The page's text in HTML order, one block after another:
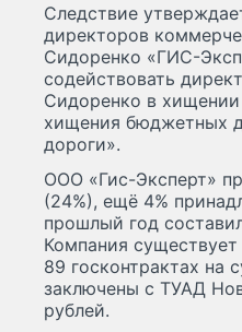
Следствие
директоров
Сидоренко «ГИС-
содействовать
Сидоренко в хищении
хищения бюджетных
дороги».
ООО «Гис-Эксперт»
(24%), ещё 4%
прошлый год
Компания
89 госконтрактах на
заключены с ТУАД
рублей.